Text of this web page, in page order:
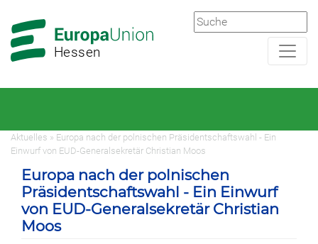
Hauptnavigation
Hauptbereich
Hessen
Aktuelles » Europa nach der polnischen Präsidentschaftswahl - Ein
Einwurf von EUD-Generalsekretär Christian Moos
Europa nach der polnischen
Präsidentschaftswahl - Ein Einwurf
von EUD-Generalsekretär Christian
Moos